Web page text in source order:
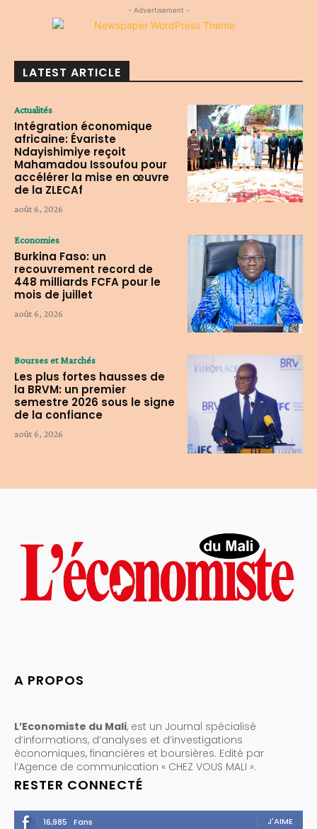
- Advertisement -
LATEST ARTICLE
Actualités
Intégration économique
africaine: Évariste
Ndayishimiye reçoit
Mahamadou Issoufou pour
accélérer la mise en œuvre
de la ZLECAf
août 6, 2026
Economies
Burkina Faso: un
recouvrement record de
448 milliards FCFA pour le
mois de juillet
août 6, 2026
Bourses et Marchés
Les plus fortes hausses de
la BRVM: un premier
semestre 2026 sous le signe
de la confiance
août 6, 2026
A PROPOS
L’Economiste du Mali, est un Journal spécialisé
d’informations, d’analyses et d’investigations
économiques, financières et boursières. Edité par
l’Agence de communication « CHEZ VOUS MALI ».
RESTER CONNECTÉ
16,985 Fans J'AIME